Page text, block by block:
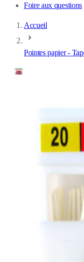
Foire aux questions
Accueil
Pointes papier -